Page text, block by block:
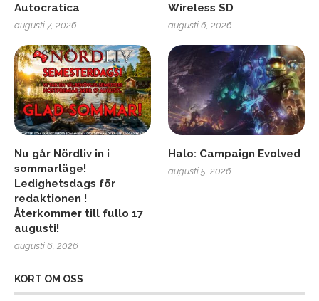
Autocratica
augusti 7, 2026
Wireless SD
augusti 6, 2026
Nu går Nördliv in i
sommarläge!
Ledighetsdags för
redaktionen !
Återkommer till fullo 17
augusti!
augusti 6, 2026
Halo: Campaign Evolved
augusti 5, 2026
KORT OM OSS